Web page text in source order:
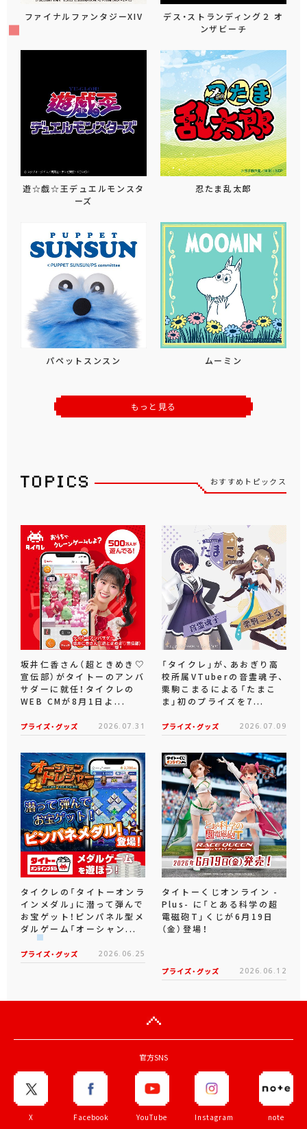
ファイナルファンタジーXIV
デス・ストランディング２ オ
ンザビーチ
遊☆戯☆王デュエルモンスタ
ーズ
忍たま乱太郎
パペットスンスン ムーミン
もっと見る
おすすめトピックス
坂井仁香さん（超ときめき♡
宣伝部）がタイトーのアンバ
サダーに就任！タイクレの
WEB CMが8月1日よ...
プライズ・グッズ 2026.07.31
「タイクレ」が、あおぎり高
校所属VTuberの音霊魂子、
栗駒こまるによる「たまこ
ま」初のプライズを7...
プライズ・グッズ 2026.07.09
タイクレの「タイトーオンラ
インメダル」に潜って弾んで
お宝ゲット！ピンパネル型メ
ダルゲーム「オーシャン...
プライズ・グッズ 2026.06.25
タイトーくじオンライン -
Plus- に「とある科学の超
電磁砲T」くじが6月19日
（金）登場！
プライズ・グッズ 2026.06.12
官方SNS
X Facebook YouTube Instagram note